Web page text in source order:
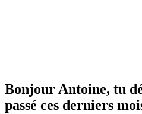
Bonjour Antoine, tu
passé ces derniers